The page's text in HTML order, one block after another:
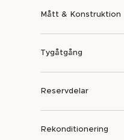
Mått & Konstruktion
Tygåtgång
Reservdelar
Rekonditionering